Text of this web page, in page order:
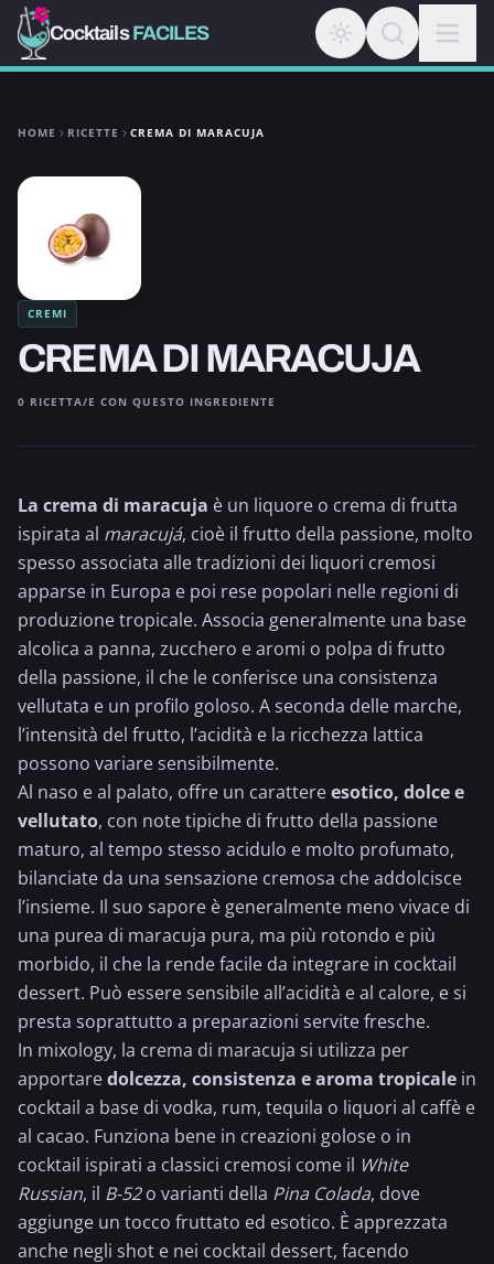
CocktailsFACILES
HOME RICETTE CREMA DI MARACUJA
CREMI
CREMA DI MARACUJA
0 RICETTA/E CON QUESTO INGREDIENTE
La crema di maracuja è un liquore o crema di frutta
ispirata al maracujá, cioè il frutto della passione, molto
spesso associata alle tradizioni dei liquori cremosi
apparse in Europa e poi rese popolari nelle regioni di
produzione tropicale. Associa generalmente una base
alcolica a panna, zucchero e aromi o polpa di frutto
della passione, il che le conferisce una consistenza
vellutata e un profilo goloso. A seconda delle marche,
l’intensità del frutto, l’acidità e la ricchezza lattica
possono variare sensibilmente.
Al naso e al palato, offre un carattereesotico, dolce e
vellutato, con note tipiche di frutto della passione
maturo, al tempo stesso acidulo e molto profumato,
bilanciate da una sensazione cremosa che addolcisce
l’insieme. Il suo sapore è generalmente meno vivace di
una purea di maracuja pura, ma più rotondo e più
morbido, il che la rende facile da integrare in cocktail
dessert. Può essere sensibile all’acidità e al calore, e si
presta soprattutto a preparazioni servite fresche.
In mixology, la crema di maracuja si utilizza per
apportaredolcezza, consistenza e aroma tropicale in
cocktail a base di vodka, rum, tequila o liquori al caffè e
al cacao. Funziona bene in creazioni golose o in
cocktail ispirati a classici cremosi come il White
Russian, il B-52o varianti della Pina Colada, dove
aggiunge un tocco fruttato ed esotico. È apprezzata
anche negli shot e nei cocktail dessert, facendo